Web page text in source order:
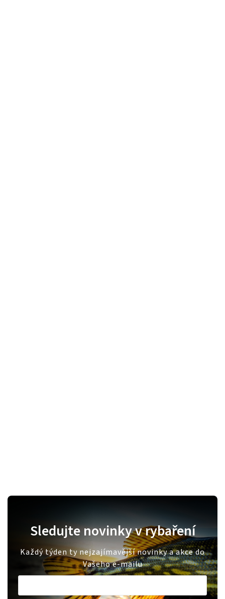
Sledujte novinky v rybaření
Každý týden ty nejzajímavější novinky a akce do
Vašeho e-mailu